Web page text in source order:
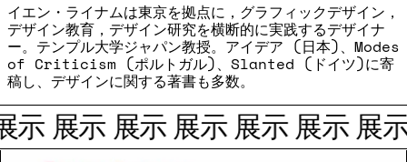
イエン・ライナムは東京を拠点に，グラフィックデザイン，
デザイン教育，デザイン研究を横断的に実践するデザイナ
ー。テンプル大学ジャパン教授。アイデア (日本)、Modes
of Criticism (ポルトガル)、Slanted (ドイツ)に寄
稿し、デザインに関する著書も多数。
示 展示 展示 展示 展示 展示 展示